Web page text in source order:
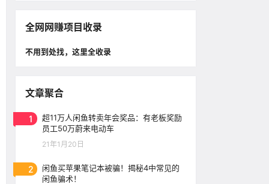
全网网赚项目收录
不用到处找，这里全收录
文章聚合
1
超11万人闲鱼转卖年会奖品：有老板奖励
员工50万蔚来电动车
21年1月20日
2
闲鱼买苹果笔记本被骗！揭秘4中常见的
闲鱼骗术！